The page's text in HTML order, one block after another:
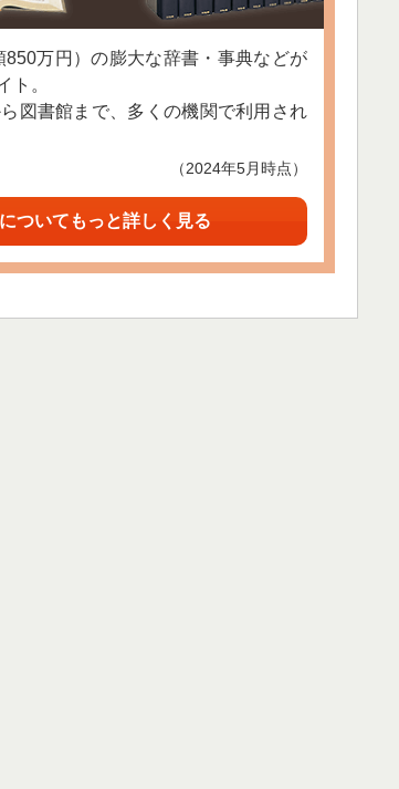
万円）の膨大な辞書・事典などが
ト。
図書館まで、多くの機関で利用され
（2024年5月時点）
ついてもっと詳しく見る